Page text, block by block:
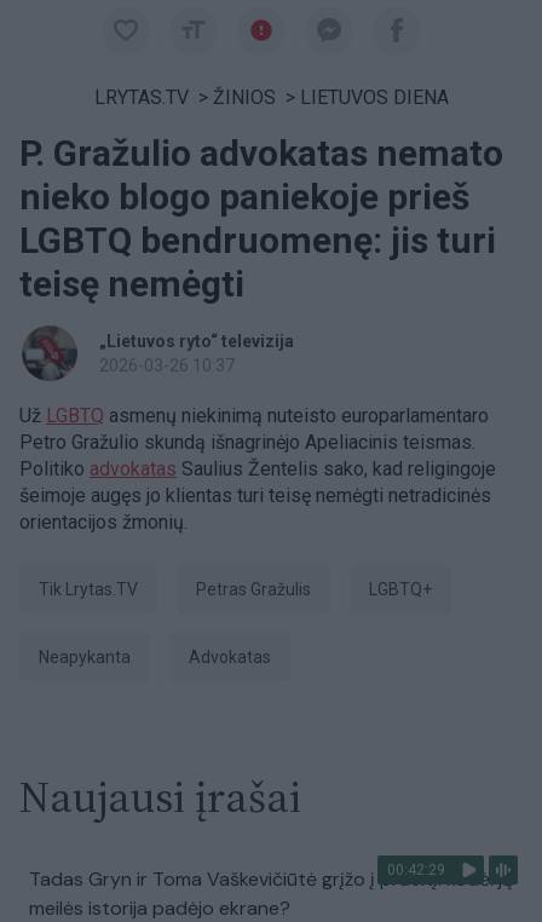
LRYTAS.TV > ŽINIOS > LIETUVOS DIENA
P. Gražulio advokatas nemato
nieko blogo paniekoje prieš
LGBTQ bendruomenę: jis turi
teisę nemėgti
„Lietuvos ryto“ televizija
2026-03-26 10:37
Už LGBTQ asmenų niekinimą nuteisto europarlamentaro
Petro Gražulio skundą išnagrinėjo Apeliacinis teismas.
Politiko advokatas Saulius Žentelis sako, kad religingoje
šeimoje augęs jo klientas turi teisę nemėgti netradicinės
orientacijos žmonių.
tik Lrytas.TV Petras Gražulis LGBTQ+
neapykanta advokatas
Naujausi įrašai
00:42:29
Tadas Gryn ir Toma Vaškevičiūtė grįžo į praeitį: kodėl jų
meilės istorija padėjo ekrane?